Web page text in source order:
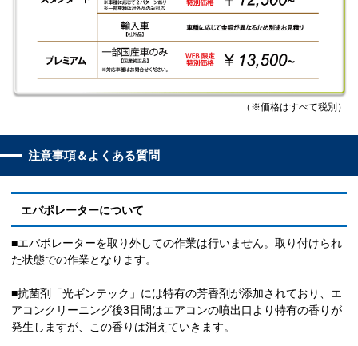
（※価格はすべて税別）
注意事項＆よくある質問
エバポレーターについて
■エバポレーターを取り外しての作業は行いません。取り付けられ
た状態での作業となります。
■抗菌剤「光ギンテック」には特有の芳香剤が添加されており、エ
アコンクリーニング後3日間はエアコンの噴出口より特有の香りが
発生しますが、この香りは消えていきます。